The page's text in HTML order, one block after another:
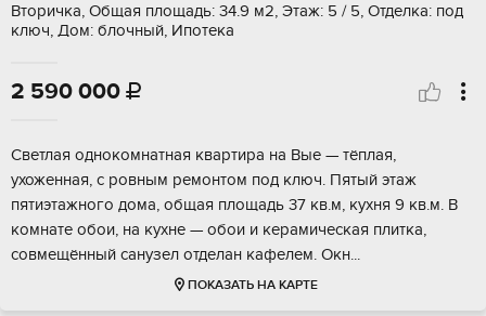
Вторичка, Общая площадь: 34.9 м2, Этаж: 5 / 5, Отделка: под
ключ, Дом: блочный, Ипотека
2 590 000 
Светлая однокомнатная квартира на Вые — тёплая,
ухоженная, с ровным ремонтом под ключ. Пятый этаж
пятиэтажного дома, общая площадь 37 кв.м, кухня 9 кв.м. В
комнате обои, на кухне — обои и керамическая плитка,
совмещённый санузел отделан кафелем. Окн...
ПОКАЗАТЬ НА КАРТЕ